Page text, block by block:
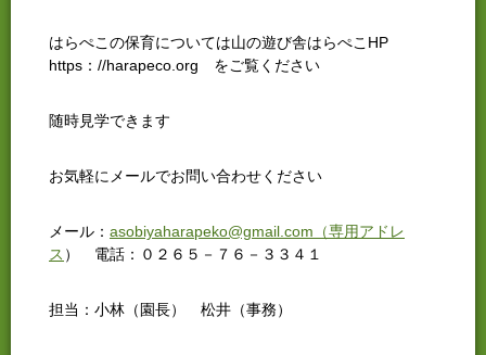
はらぺこの保育については山の遊び舎はらぺこHP
https：//harapeco.org をご覧ください
随時見学できます
お気軽にメールでお問い合わせください
メール： asobiyaharapeko@gmail.com（専用アドレ
ス ） 電話：０２６５－７６－３３４１
担当：小林（園長） 松井（事務）